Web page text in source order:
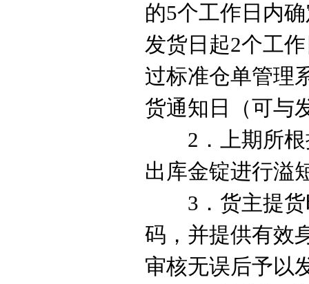
的5个工作日内
发货日起2个工
过标准仓单管理
货通知日（可与
2 ．上期所
出库金锭进行溢
3 ．货主提
码，并提供有效
审核无误后予以